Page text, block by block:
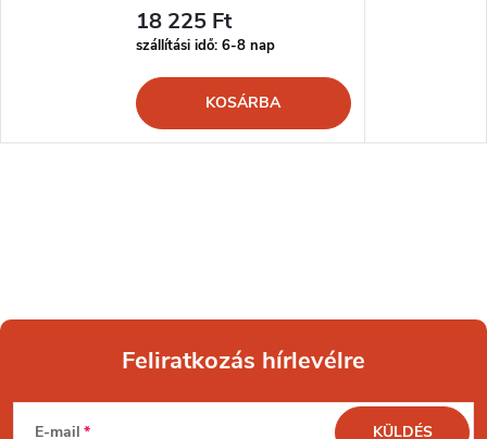
18 225 Ft
szállítási idő: 6-8 nap
KOSÁRBA
L
Feliratkozás hírlevélre
E-mail KÜLDÉS